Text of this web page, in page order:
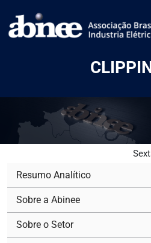
Resumo Analítico
Sobre a Abinee
Sobre o Setor